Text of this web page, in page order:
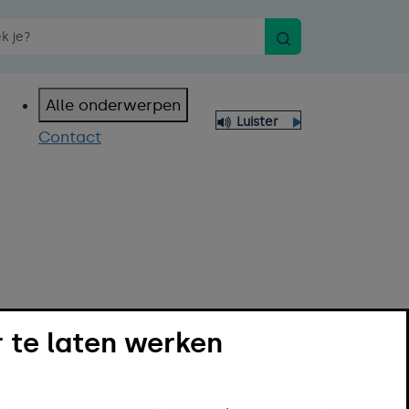
Zoeken
Alle onderwerpen
Contact
Luister
te laten werken